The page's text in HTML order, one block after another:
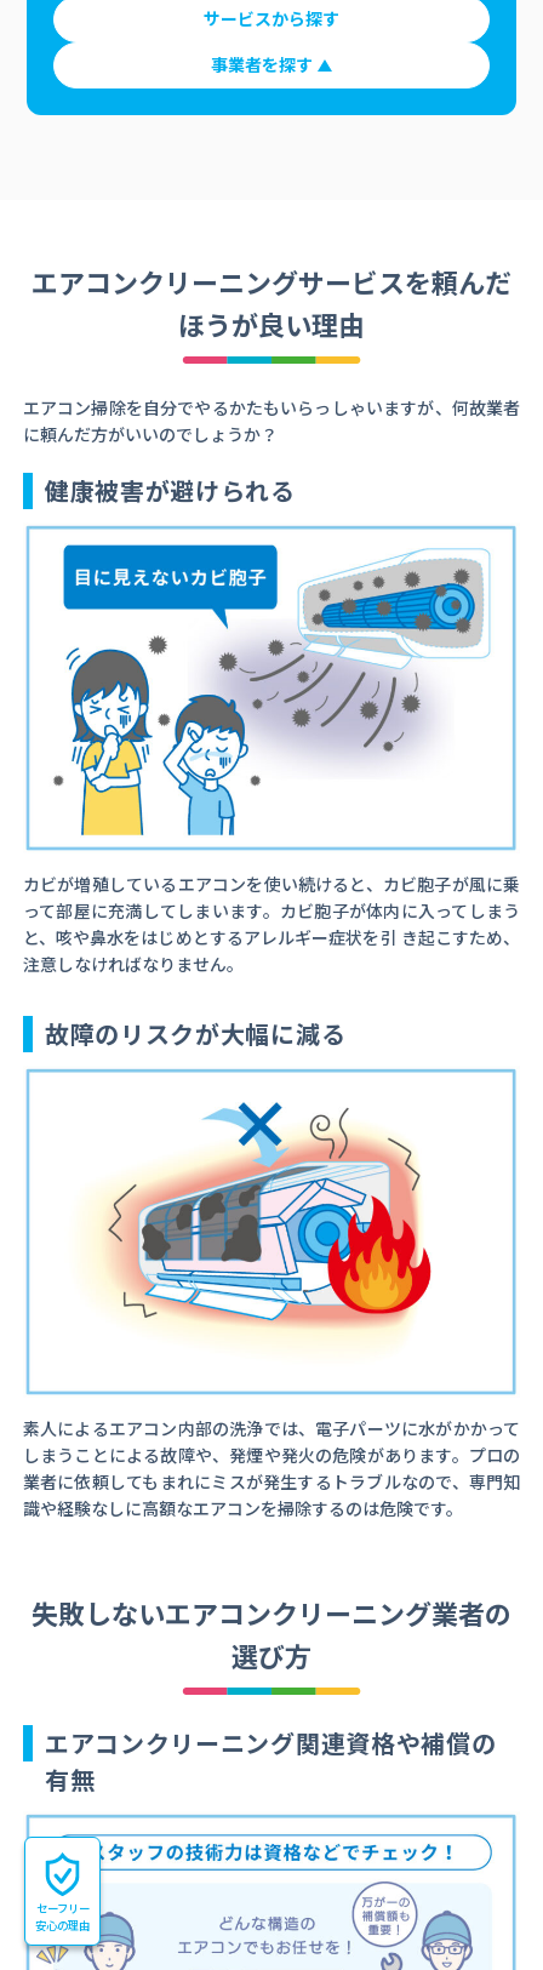
サービスから探す
事業者を探す
エアコンクリーニングサービスを頼んだ
ほうが良い理由
エアコン掃除を自分でやるかたもいらっしゃいますが、何故業者
に頼んだ方がいいのでしょうか？
健康被害が避けられる
カビが増殖しているエアコンを使い続けると、カビ胞子が風に乗
って部屋に充満してしまいます。カビ胞子が体内に入ってしまう
と、咳や鼻水をはじめとするアレルギー症状を引 き起こすため、
注意しなければなりません。
故障のリスクが大幅に減る
素人によるエアコン内部の洗浄では、電子パーツに水がかかって
しまうことによる故障や、発煙や発火の危険があります。プロの
業者に依頼してもまれにミスが発生するトラブルなので、専門知
識や経験なしに高額なエアコンを掃除するのは危険です。
失敗しないエアコンクリーニング業者の
選び方
エアコンクリーニング関連資格や補償の
有無
セーフリー
安心の理由